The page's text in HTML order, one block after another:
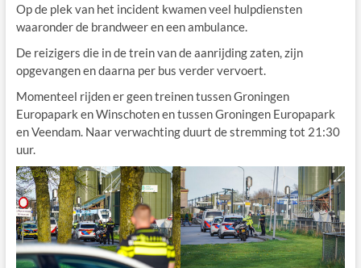
Op de plek van het incident kwamen veel hulpdiensten
waaronder de brandweer en een ambulance.
De reizigers die in de trein van de aanrijding zaten, zijn
opgevangen en daarna per bus verder vervoert.
Momenteel rijden er geen treinen tussen Groningen
Europapark en Winschoten en tussen Groningen Europapark
en Veendam. Naar verwachting duurt de stremming tot 21:30
uur.